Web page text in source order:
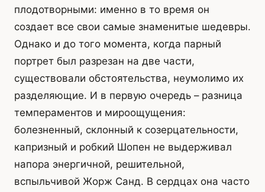
плодотворными: именно в то время он
создает все свои самые знаменитые шедевры.
Однако и до того момента, когда парный
портрет был разрезан на две части,
существовали обстоятельства, неумолимо их
разделяющие. И в первую очередь – разница
темпераментов и мироощущения:
болезненный, склонный к созерцательности,
капризный и робкий Шопен не выдерживал
напора энергичной, решительной,
вспыльчивой Жорж Санд. В сердцах она часто